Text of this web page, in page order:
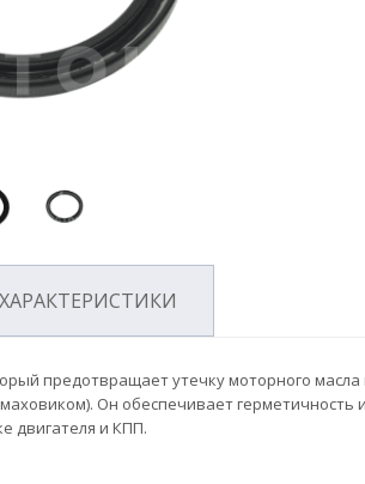
ХАРАКТЕРИСТИКИ
предотвращает утечку моторного масла
Он обеспечивает герметичность
двигателя и КПП.